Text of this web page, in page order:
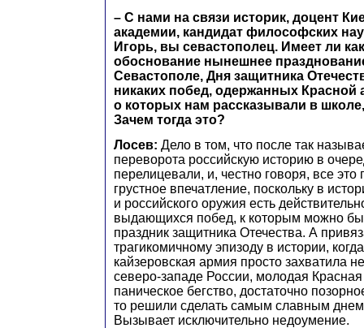
– С нами на связи историк, доцент
академии, кандидат философских
Игорь, вы севастополец. Имеет ли
обоснование нынешнее
Севастополе, Дня защитника
никаких побед, одержанных Красной
о которых нам рассказывали в
Зачем тогда это?
​Лосев: Дело в том, что после так
переворота российскую историю в
перелицевали, и, честно говоря, все это
грустное впечатление, поскольку в
и российского оружия есть
выдающихся побед, к которым можно
праздник защитника Отечества. А
трагикомичному эпизоду в истории,
кайзеровская армия просто захватила
северо-западе России, молодая
паническое бегство, достаточно
то решили сделать самым славным днем
Вызывает исключительно недоумение.